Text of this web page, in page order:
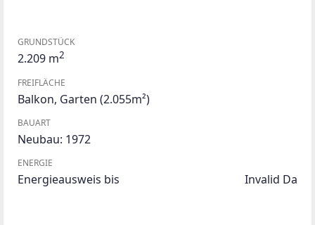
GRUNDSTÜCK
2.209 m2
FREIFLÄCHE
Balkon, Garten (2.055m²)
BAUART
Neubau: 1972
ENERGIE
Energieausweis bis Invalid Da